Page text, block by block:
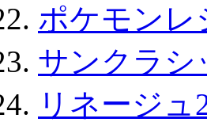
ポケモンレ
サンクラシ
リネージ